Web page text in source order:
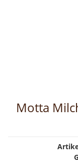
Motta